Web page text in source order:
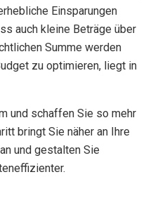
Einsparungen
auch kleine Beträge über
Summe werden
zu optimieren, liegt in
und schaffen Sie so mehr
bringt Sie näher an Ihre
und gestalten Sie